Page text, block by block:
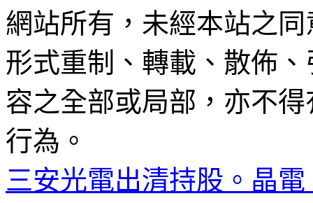
網站所有，未經本站之
形式重制、轉載、散佈
容之全部或局部，亦不
行為。
三安光電出清持股。晶